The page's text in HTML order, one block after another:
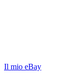
Il mio eBay